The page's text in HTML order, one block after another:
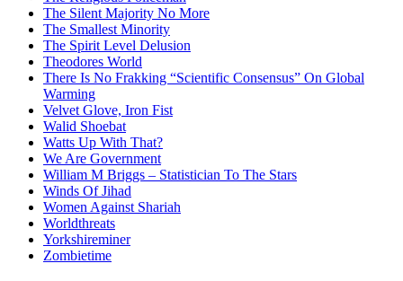
The Silent Majority No More
The Smallest Minority
The Spirit Level Delusion
Theodores World
There Is No Frakking “Scientific Consensus” On Global
Warming
Velvet Glove, Iron Fist
Walid Shoebat
Watts Up With That?
We Are Government
William M Briggs – Statistician To The Stars
Winds Of Jihad
Women Against Shariah
Worldthreats
Yorkshireminer
Zombietime